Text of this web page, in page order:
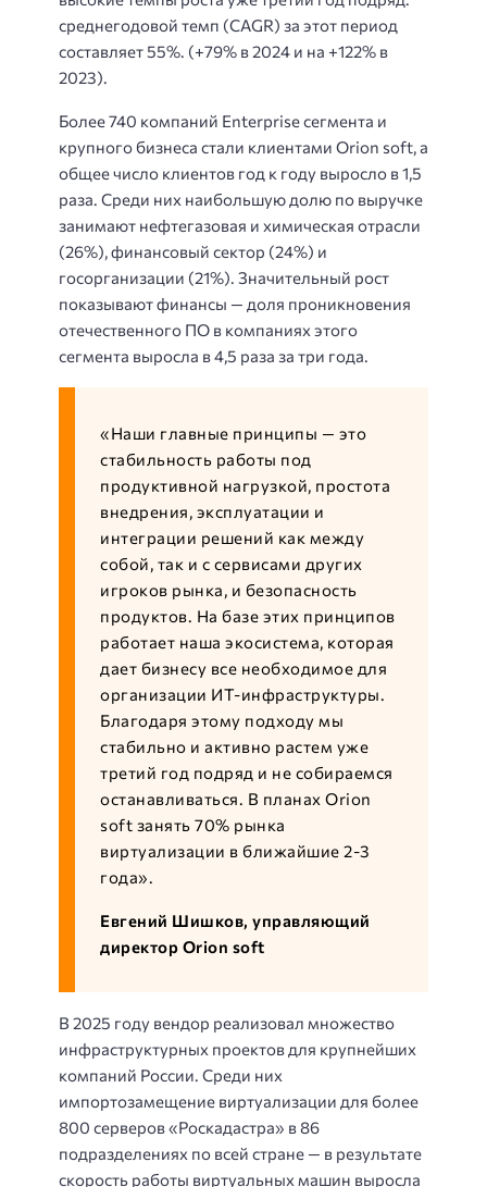
среднегодовой темп (CAGR) за этот период
составляет 55%. (+79% в 2024 и на +122% в
2023).
Более 740 компаний Enterprise сегмента и
крупного бизнеса стали клиентами Orion soft, а
общее число клиентов год к году выросло в 1,5
раза. Среди них наибольшую долю по выручке
занимают нефтегазовая и химическая отрасли
(26%), финансовый сектор (24%) и
госорганизации (21%). Значительный рост
показывают финансы — доля проникновения
отечественного ПО в компаниях этого
сегмента выросла в 4,5 раза за три года.
«Наши главные принципы — это
стабильность работы под
продуктивной нагрузкой, простота
внедрения, эксплуатации и
интеграции решений как между
собой, так и с сервисами других
игроков рынка, и безопасность
продуктов. На базе этих принципов
работает наша экосистема, которая
дает бизнесу все необходимое для
организации ИТ-инфраструктуры.
Благодаря этому подходу мы
стабильно и активно растем уже
третий год подряд и не собираемся
останавливаться. В планах Orion
soft занять 70% рынка
виртуализации в ближайшие 2-3
года».
Евгений Шишков, управляющий
директор Orion soft
В 2025 году вендор реализовал множество
инфраструктурных проектов для крупнейших
компаний России. Среди них
импортозамещение виртуализации для более
800 серверов «Роскадастра» в 86
подразделениях по всей стране — в результате
скорость работы виртуальных машин выросла